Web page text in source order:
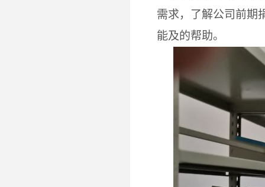
需求，了解公司前期
能及的帮助。